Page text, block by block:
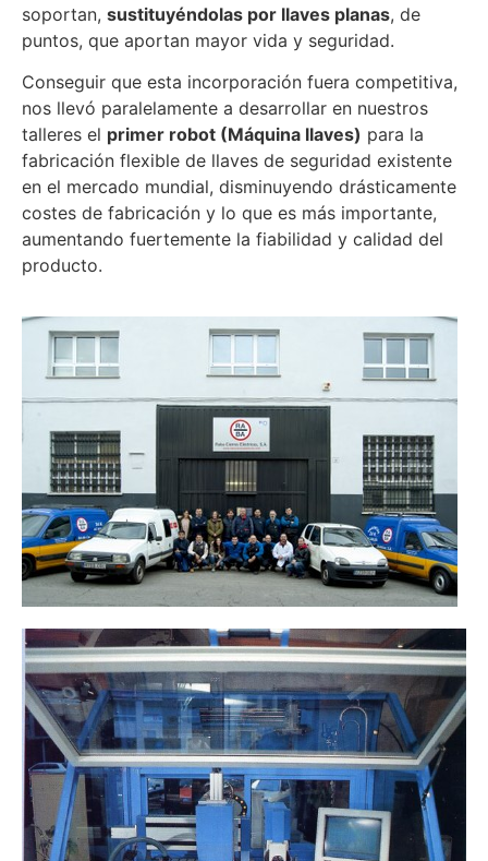
soportan, sustituyéndolas por llaves planas, de
puntos, que aportan mayor vida y seguridad.
Conseguir que esta incorporación fuera competitiva,
nos llevó paralelamente a desarrollar en nuestros
talleres el primer robot (Máquina llaves) para la
fabricación flexible de llaves de seguridad existente
en el mercado mundial, disminuyendo drásticamente
costes de fabricación y lo que es más importante,
aumentando fuertemente la fiabilidad y calidad del
producto.